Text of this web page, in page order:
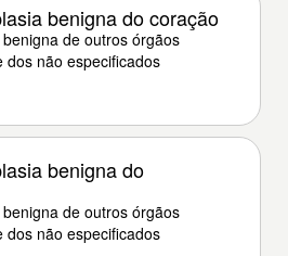
benigna do coração
de outros órgãos
dos não especificados
benigna do
de outros órgãos
dos não especificados